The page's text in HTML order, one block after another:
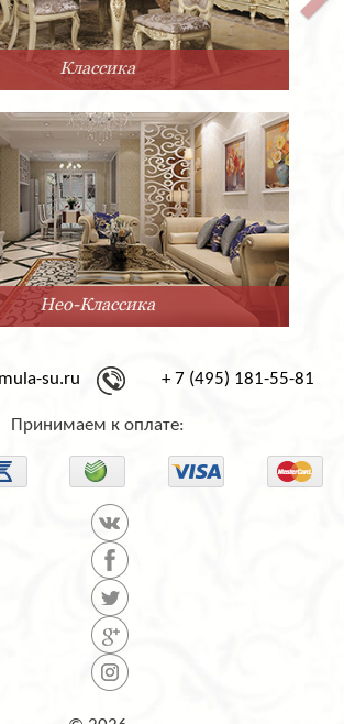
Прованс
Минимализм
su.ru + 7 (495) 181-55-81
Принимаем к оплате: